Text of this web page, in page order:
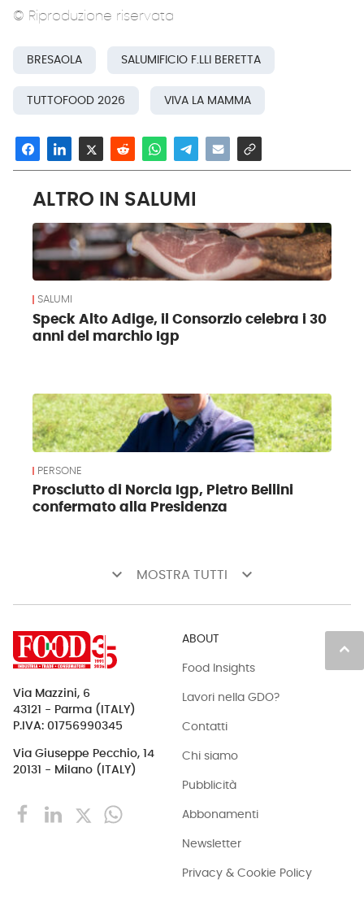
© Riproduzione riservata
BRESAOLA SALUMIFICIO F.LLI BERETTA
TUTTOFOOD 2026 VIVA LA MAMMA
ALTRO IN SALUMI
SALUMI
Speck Alto Adige, il Consorzio celebra i 30
anni del marchio Igp
PERSONE
Prosciutto di Norcia Igp, Pietro Bellini
confermato alla Presidenza
keyboard_arrow_down MOSTRA TUTTI keyboard_arrow_down
keyboard_arrow_up
Via Mazzini, 6
43121 - Parma (ITALY)
P.IVA: 01756990345
Via Giuseppe Pecchio, 14
20131 - Milano (ITALY)
ABOUT
Food Insights
Lavori nella GDO?
Contatti
Chi siamo
Pubblicità
Abbonamenti
Newsletter
Privacy & Cookie Policy